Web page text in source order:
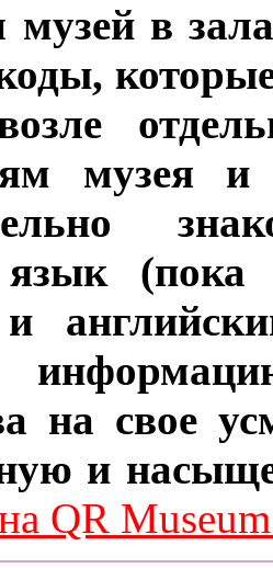
в
музея и
(пока
на свое
и
QR